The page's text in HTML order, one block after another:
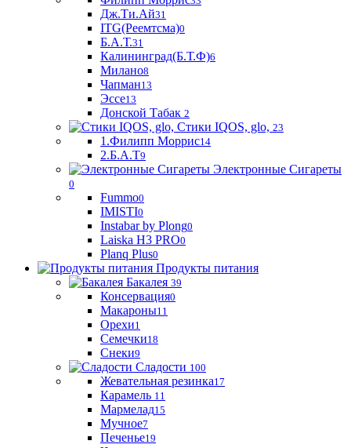
Дж.Ти.Ай31
ITG(Реемтсма)0
Б.А.Т.31
Калининград(Б.Т.Ф)6
Милано8
Чапман13
Эссе13
Донской Табак 2
Стики IQOS, glo, 23
1.Филипп Моррис14
2.Б.А.Т9
Электронные Сигареты
0
Fummo0
IMISTI0
Instabar by Plong0
Laiska H3 PRO0
Planq Plus0
Продукты питания
Бакалея 39
Консервация0
Макароны11
Орехи1
Семечки18
Снеки9
Сладости 100
Жевательная резинка17
Карамель 11
Мармелад15
Мучное7
Печенье19